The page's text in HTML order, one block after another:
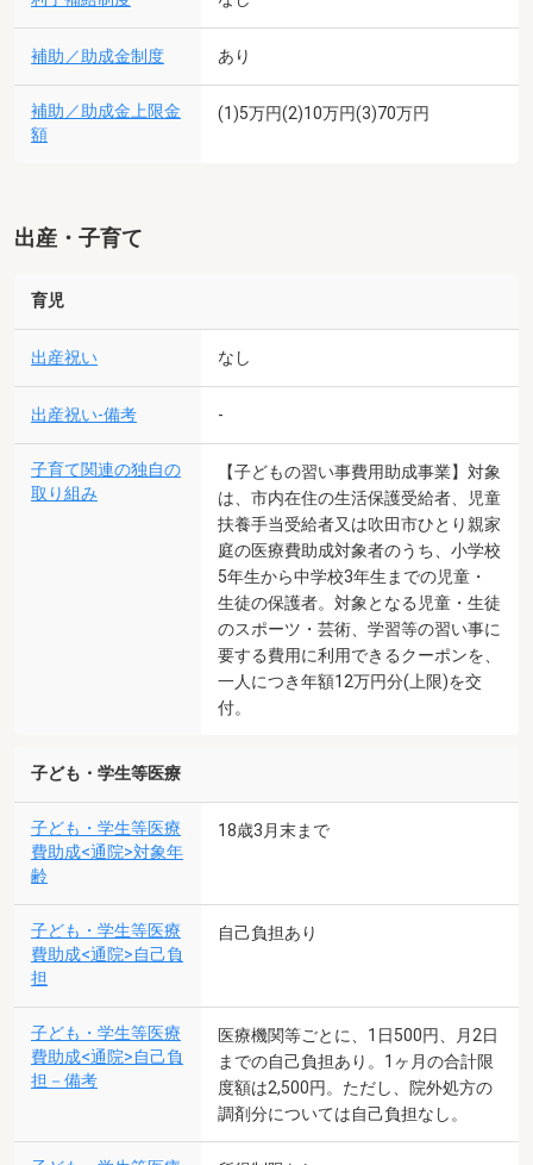
補助／助成金制度 あり
補助／助成金上限金
額
(1)5万円(2)10万円(3)70万円
出産・子育て
育児
出産祝い なし
出産祝い-備考 -
子育て関連の独自の
取り組み
【子どもの習い事費用助成事業】対象
は、市内在住の生活保護受給者、児童
扶養手当受給者又は吹田市ひとり親家
庭の医療費助成対象者のうち、小学校
5年生から中学校3年生までの児童・
生徒の保護者。対象となる児童・生徒
のスポーツ・芸術、学習等の習い事に
要する費用に利用できるクーポンを、
一人につき年額12万円分(上限)を交
付。
子ども・学生等医療
子ども・学生等医療
費助成<通院>対象年
齢
18歳3月末まで
子ども・学生等医療
費助成<通院>自己負
担
自己負担あり
子ども・学生等医療
費助成<通院>自己負
担－備考
医療機関等ごとに、1日500円、月2日
までの自己負担あり。1ヶ月の合計限
度額は2,500円。ただし、院外処方の
調剤分については自己負担なし。